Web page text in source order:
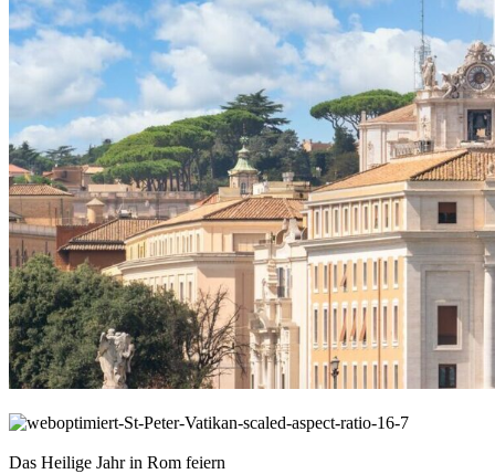
Das Heilige Jahr in Rom feiern